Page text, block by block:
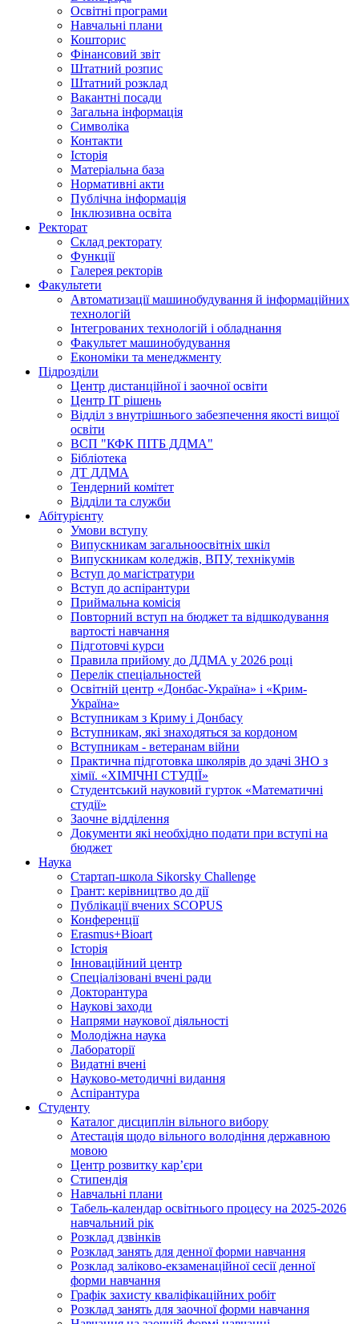
Освітні програми
Навчальні плани
Кошторис
Фінансовий звіт
Штатний розпис
Штатний розклад
Вакантні посади
Загальна інформація
Символіка
Контакти
Історія
Матеріальна база
Нормативні акти
Публічна інформація
Інклюзивна освіта
Ректорат
Склад ректорату
Функції
Галерея ректорів
Факультети
Автоматизації машинобудування й інформаційних
технологій
Інтегрованих технологій і обладнання
Факультет машинобудування
Економіки та менеджменту
Підрозділи
Центр дистанційної і заочної освіти
Центр ІТ рішень
Відділ з внутрішнього забезпечення якості вищої
освіти
ВСП "КФК ПІТБ ДДМА"
Бібліотека
ДТ ДДМА
Тендерний комітет
Відділи та служби
Абітурієнту
Умови вступу
Випускникам загальноосвітніх шкіл
Випускникам коледжів, ВПУ, технікумів
Вступ до магістратури
Вступ до аспірантури
Приймальна комісія
Повторний вступ на бюджет та відшкодування
вартості навчання
Підготовчі курси
Правила прийому до ДДМА у 2026 році
Перелік спеціальностей
Освітній центр «Донбас-Україна» і «Крим-
Україна»
Вступникам з Криму і Донбасу
Вступникам, які знаходяться за кордоном
Вступникам - ветеранам війни
Практична підготовка школярів до здачі ЗНО з
хімії. «ХІМІЧНІ СТУДІЇ»
Студентський науковий гурток «Математичні
студії»
Заочне відділення
Документи які необхідно подати при вступі на
бюджет
Наука
Стартап-школа Sikorsky Challenge
Грант: керівництво до дії
Публікації вчених SCOPUS
Конференції
Erasmus+Bioart
Історія
Інноваційний центр
Спеціалізовані вчені ради
Докторантура
Наукові заходи
Напрями наукової діяльності
Молодіжна наука
Лабораторії
Видатні вчені
Науково-методичні видання
Аспірантура
Студенту
Каталог дисциплін вільного вибору
Атестація щодо вільного володіння державною
мовою
Центр розвитку кар’єри
Стипендія
Навчальні плани
Табель-календар освітнього процесу на 2025-2026
навчальний рік
Розклад дзвінків
Розклад занять для денної форми навчання
Розклад заліково-екзаменаційної сесії денної
форми навчання
Графік захисту кваліфікаційних робіт
Розклад занять для заочної форми навчання